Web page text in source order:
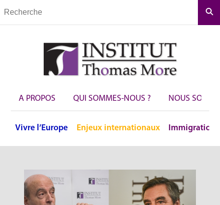
A PROPOS QUI SOMMES-NOUS ? NOUS
Vivre l’Europe Enjeux internationaux Immigration